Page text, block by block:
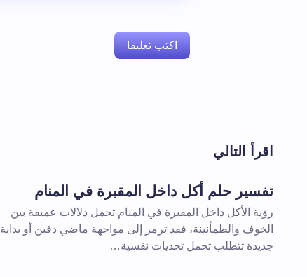
اكتب تعليقا
تعليقك *
اقرأ التالي
تفسير حلم أكل داخل المقبرة في المنام
رؤية الأكل داخل المقبرة في المنام تحمل دلالات عميقة بين
الخوف والطمأنينة، فقد ترمز إلى مواجهة ماضي دفين أو بداية
جديدة تتطلب تحمل تحديات نفسية…